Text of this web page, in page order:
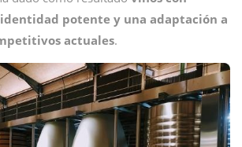
potente y una adaptación a
actuales.